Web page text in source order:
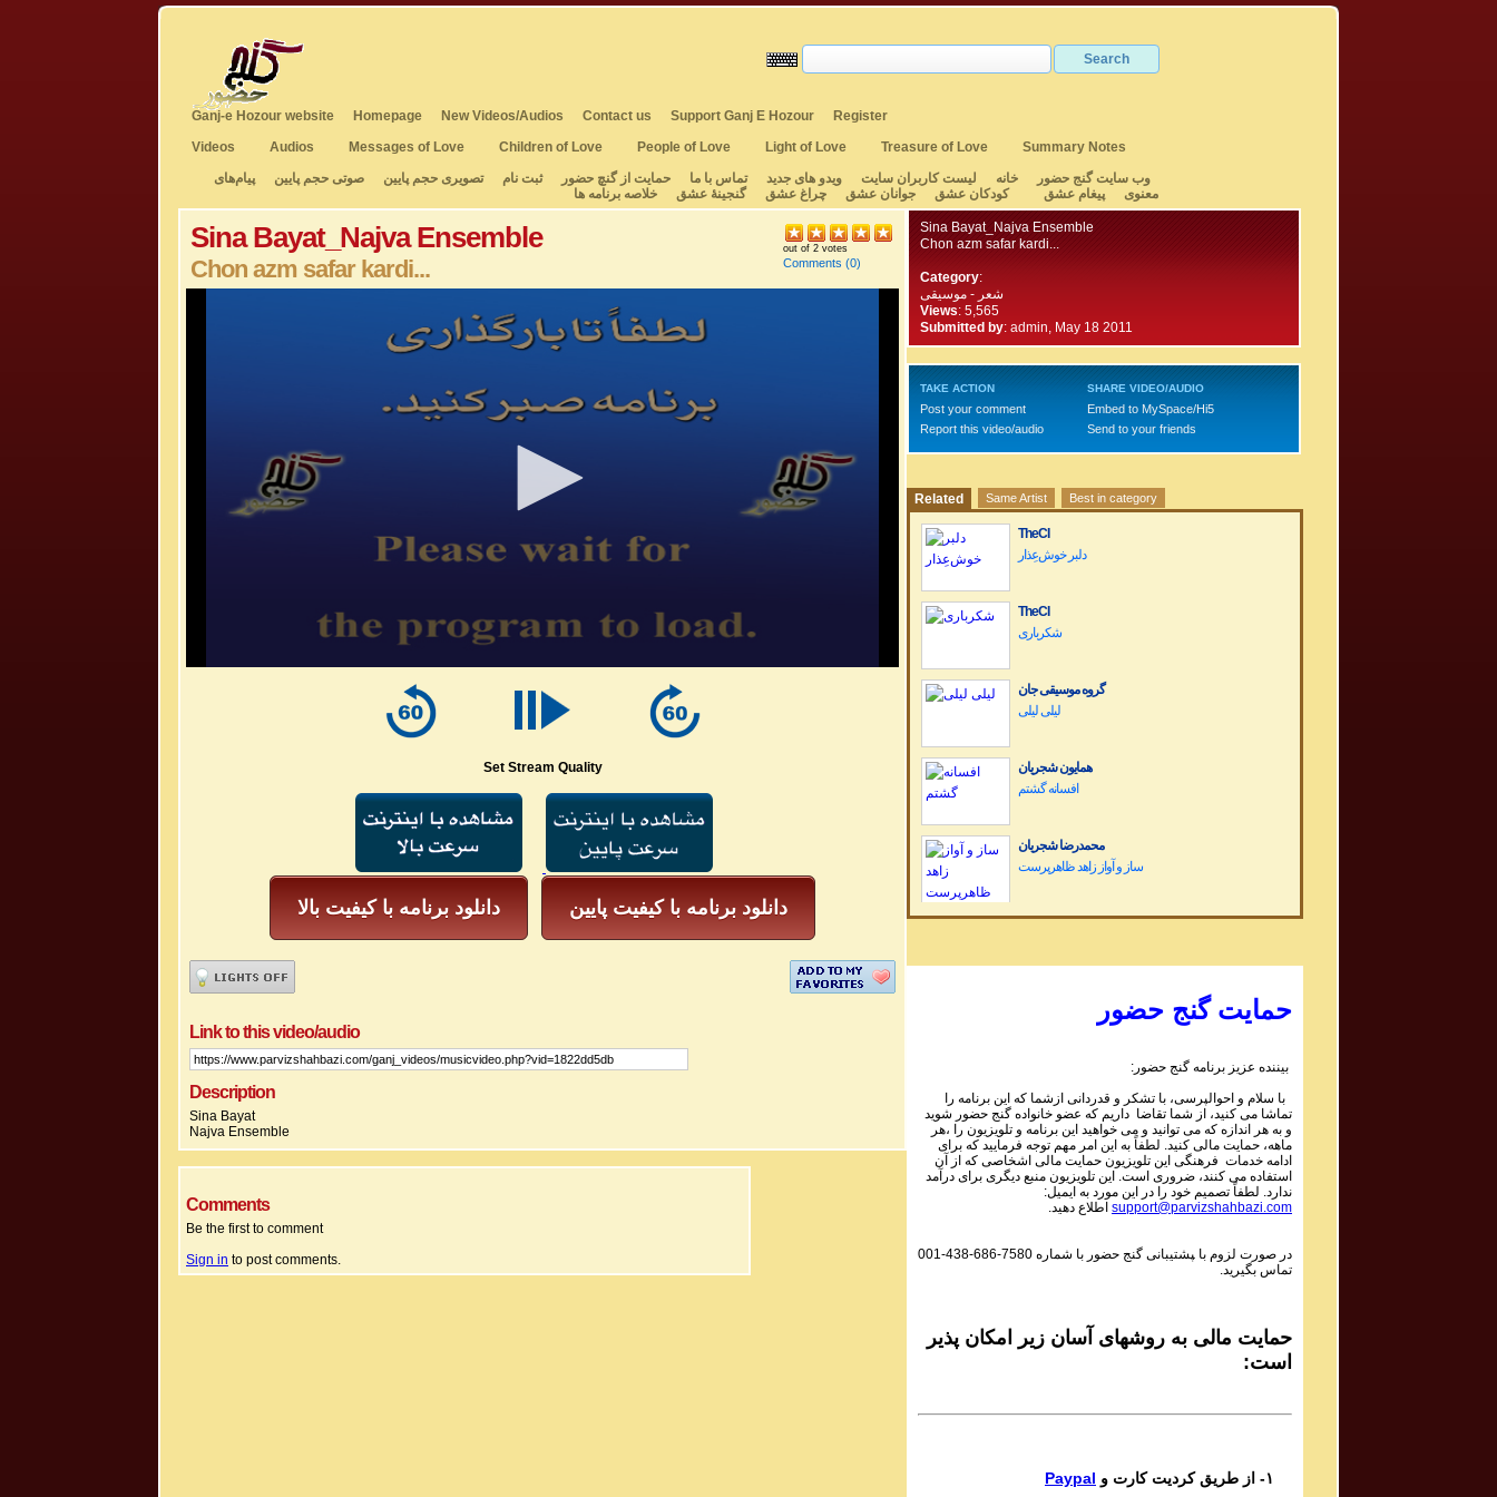
Ganj-e Hozour website Homepage New Videos/Audios Contact us Support Ganj E Hozour
Register
Videos
Audios Messages of Love Children of Love People of Love Light of Love Treasure of Love
Summary Notes
وب سایت گنج حضور
خانه لیست کاربران سایت ویدو های جدید تماس با ما حمایت از گنچ حضور ثبت نام تصویری حجم پایین صوتی حجم پایین
پیام‌های
معنوی
پیغام عشق کودکان عشق جوانان عشق چراغ عشق گنجینهٔ عشق خلاصه برنامه ها
Sina Bayat_Najva Ensemble
Chon azm safar kardi...
out of 2 votes
Comments (0)
Set Stream Quality
دانلود برنامه با کیفیت بالا دانلود برنامه با کیفیت پایین
Link to this video/audio
Description
Sina Bayat
Najva Ensemble
Comments
Be the first to comment
Sign in to post comments.
Sina Bayat_Najva Ensemble
Chon azm safar kardi...
Category:
شعر - موسیقی
Views: 5,565
Submitted by: admin, May 18 2011
TAKE ACTION
Post your comment
Report this video/audio
SHARE VIDEO/AUDIO
Embed to MySpace/Hi5
Send to your friends
Related Same Artist Best in category
TheCI
دلبر خوش‌عِذار
TheCI
شکرباری
گروه موسیقی جان
لیلی لیلی
همایون شجریان
افسانه گشتم
محمدرضا شجریان
Dariush Band Concert کنسرت گروه داریوش
Sadiq Tarif صدیق تعریف
Shaneh Bar Zolf
Mohsen Daie Nabi محسن دايی نبی
Mastaneh Sho
Dar in Raghs o Dar In Hayo hooy
Baagh e Nazar
Bigharar
Del Ava Ensemble گروه دل آوا
Reng
حمایت گنج حضور
بیننده عزیز برنامه گنج حضور:
با سلام و احوالپرسی، با تشکر و قدردانی ازشما که این برنامه را
تماشا می کنید، از شما تقاضا داریم که عضو خانواده گنج حضور شوید
و به هر اندازه که می توانید و می خواهید این برنامه و تلویزیون را ،هر
ماهه، حمایت مالی کنید. لطفاً به این امر مهم توجه فرمایید که برای
ادامه خدمات فرهنگی این تلویزیون حمایت مالی اشخاصی که از آن
استفاده می کنند، ضروری است. این تلویزیون منبع دیگری برای درآمد
ندارد. لطفاً تصمیم خود را در این مورد به ایمیل:
support@parvizshahbazi.com اطلاع دهید.
در صورت لزوم با ‍پشتیبانی گنج حضور با شماره 001-438-686-7580
تماس بگیرید.
حمایت مالی به روشهای آسان زیر امکان پذیر
است:
Paypal